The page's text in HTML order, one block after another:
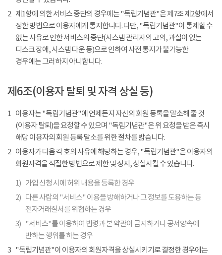
2 제1항에 의한 서비스 중단의 경우에는 "독립기념관"은 제7조 제2항에서
정한 방법으로 이용자에게 통지합니다. 다만, "독립기념관"이 통제할 수
없는 사유로 인한 서비스의 중단(시스템 관리자의 고의, 과실이 없는
디스크 장애, 시스템 다운 등)으로 인하여 사전 통지가 불가능한
경우에는 그러하지 아니합니다.
제6조(이용자 탈퇴 및 자격 상실 등)
1 이용자는 "독립기념관"에 언제든지 자신의 회원 등록을 말소해 줄 것
(이용자 탈퇴)을 요청할 수 있으며 "독립기념관"은 위 요청을 받은 즉시
해당 이용자의 회원 등록 말소를 위한 절차를 밟습니다.
2 이용자가 다음 각 호의 사유에 해당하는 경우, "독립기념관"은 이용자의
회원자격을 적절한 방법으로 제한 및 정지, 상실시킬 수 있습니다.
1) 가입 신청 시에 허위 내용을 등록한 경우
2) 다른 사람의 "서비스" 이용을 방해하거나 그 정보를 도용하는 등
전자거래질서를 위협하는 경우
3) "서비스"를 이용하여 법령과 본 약관이 금지하거나 공서양속에
반하는 행위를 하는 경우
3 "독립기념관"이 이용자의 회원자격을 상실시키기로 결정한 경우에는